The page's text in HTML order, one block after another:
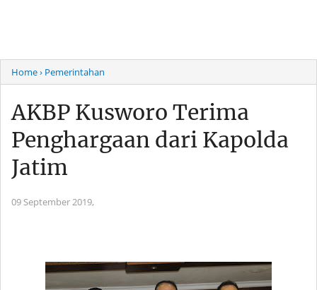
Home› Pemerintahan
AKBP Kusworo Terima
Penghargaan dari Kapolda
Jatim
09 September 2019,